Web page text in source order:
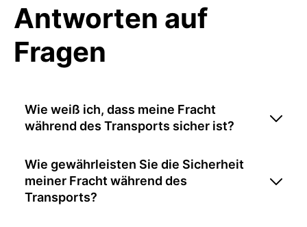
Antworten auf
Fragen
Wie weiß ich, dass meine Fracht
während des Transports sicher ist?
Wie gewährleisten Sie die Sicherheit
meiner Fracht während des
Transports?